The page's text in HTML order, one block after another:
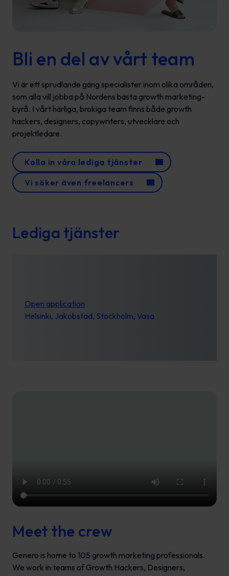
Bli en del av vårt team
Vi är ett sprudlande gäng specialister inom olika områden,
som alla vill jobba på Nordens bästa growth marketing-
byrå. I vårt härliga, brokiga team finns både growth
hackers, designers, copywriters, utvecklare och
projektledare.
Kolla in våra lediga tjänster
Vi söker även freelancers
Lediga tjänster
Open application
Helsinki, Jakobstad, Stockholm, Vasa
Meet the crew
Genero is home to 105 growth marketing professionals.
We work in teams of Growth Hackers, Designers,